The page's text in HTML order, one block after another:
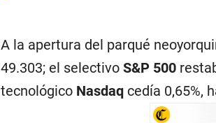
A la apertura del parqué
49.303; el selectivo S&P 500
tecnológico Nasdaqcedía 0,65%,